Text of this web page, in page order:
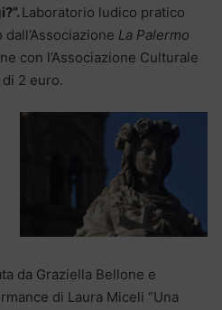
Laboratorio ludico pratico
La Palermo
con l’Associazione Culturale
2 euro.
da Graziella Bellone e
di Laura Miceli “Una